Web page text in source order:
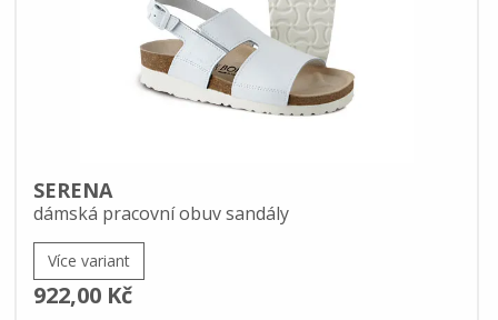
SERENA
dámská pracovní obuv sandály
Více variant
922,00 Kč